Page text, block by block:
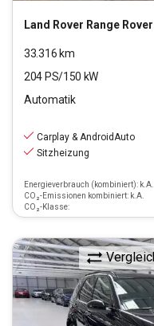
Land Rover Range Rover Evoque 2.0
33.316 km
204 PS/150 kW
Automatik
Carplay & AndroidAuto
Sitzheizung
Energieverbrauch (kombiniert): k.A.
CO₂-Emissionen kombiniert: k.A.
CO₂-Klasse: